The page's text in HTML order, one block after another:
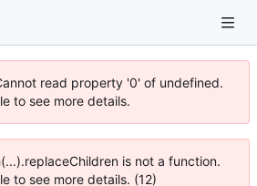
read property '0' of undefined.
to see more details.
is not a function.
to see more details. (12)